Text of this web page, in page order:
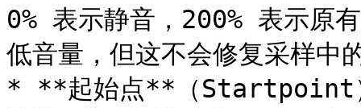
0% 表示静音，200% 表示原
低音量，但这不会修复采样中
* **起始点**（Startpoint）